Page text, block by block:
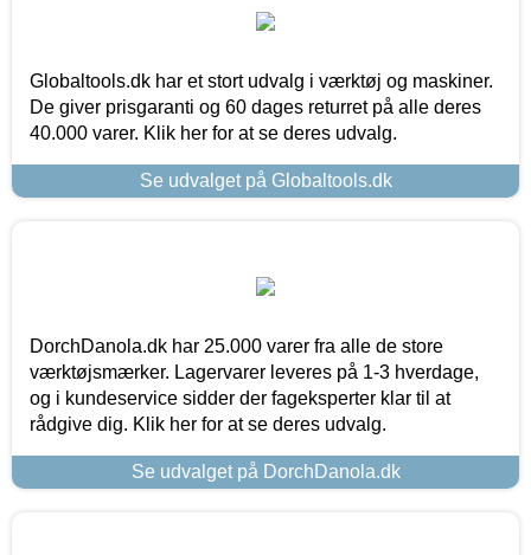
Globaltools.dk har et stort udvalg i værktøj og maskiner.
De giver prisgaranti og 60 dages returret på alle deres
40.000 varer. Klik her for at se deres udvalg.
Se udvalget på Globaltools.dk
DorchDanola.dk har 25.000 varer fra alle de store
værktøjsmærker. Lagervarer leveres på 1-3 hverdage,
og i kundeservice sidder der fageksperter klar til at
rådgive dig. Klik her for at se deres udvalg.
Se udvalget på DorchDanola.dk